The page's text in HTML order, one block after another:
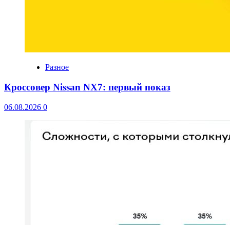
Разное
Кроссовер Nissan NX7: первый показ
06.08.2026 0